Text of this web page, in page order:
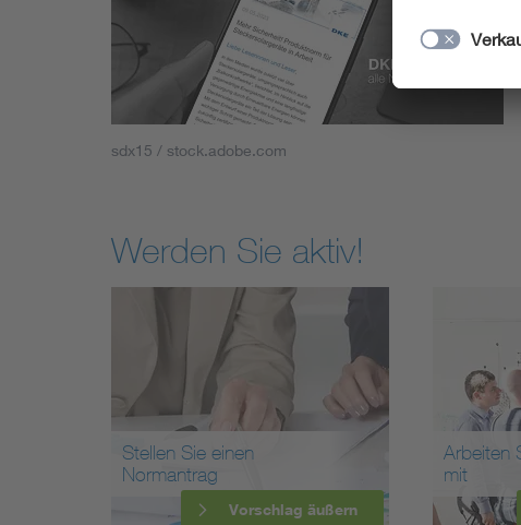
sdx15 / stock.adobe.com
Werden Sie aktiv!
Stellen Sie einen
Normantrag
Vorschlag äußern
Arbeiten
mit